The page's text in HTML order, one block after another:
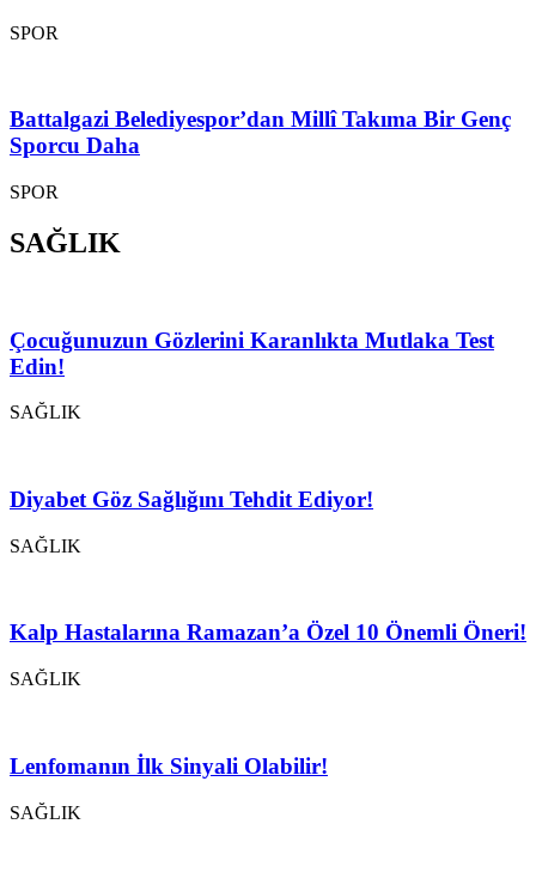
SPOR
Battalgazi Belediyespor’dan Millî Takıma Bir Genç
Sporcu Daha
SPOR
SAĞLIK
Çocuğunuzun Gözlerini Karanlıkta Mutlaka Test
Edin!
SAĞLIK
Diyabet Göz Sağlığını Tehdit Ediyor!
SAĞLIK
Kalp Hastalarına Ramazan’a Özel 10 Önemli Öneri!
SAĞLIK
Lenfomanın İlk Sinyali Olabilir!
SAĞLIK